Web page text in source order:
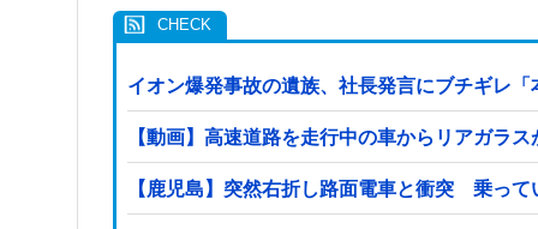
イオン爆発事故の遺族、社長発言にブチギレ
【動画】高速道路を走行中の車からリアガラ
【鹿児島】突然右折し路面電車と衝突 乗っ